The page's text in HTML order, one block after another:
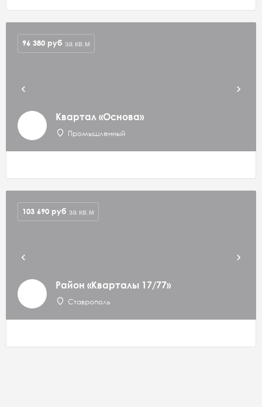
Квартал «Основа»
Промышленный
96 380 руб за кв.м
Район «Кварталы 17/77»
Ставрополь
103 690 руб за кв.м